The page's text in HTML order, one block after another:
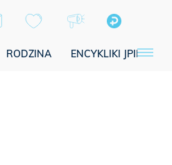
RODZINA ENCYKLIKI JPII